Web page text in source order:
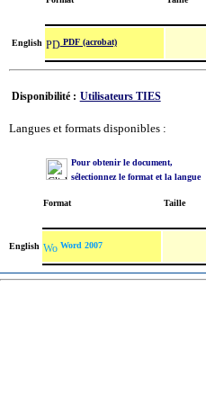
English PDF (acrobat)
Disponibilité : Utilisateurs TIES
Langues et formats disponibles :
Pour obtenir le document,
sélectionnez le format et la langue
Format Taille
English Word 2007